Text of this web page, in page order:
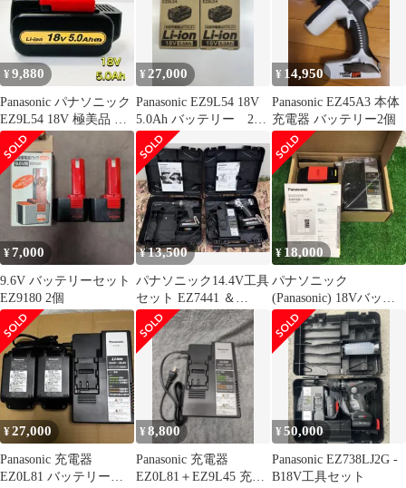
EZ9L4514.4V4.2Ah /充
電器EZ0L81 ※現状
品・14.4V・
4.2Ah（ト-67)
¥9,880
Panasonic パナソニック
EZ9L54 18V 極美品 電
池パック
¥ 27,000
Panasonic EZ9L54 18V
5.0Ah バッテリー 2個
セット
¥ 14,950
Panasonic EZ45A3 本体
充電器 バッテリー2個
¥7,000
9.6V バッテリーセット
EZ9180 2個
¥13,500
パナソニック14.4V工具
セット EZ7441 ＆
EZ7548（純正ケース
付）
¥ 18,000
パナソニック
(Panasonic) 18Vバッテ
リー+充電器セット
EZ9L54ST (EZ9L54 ＋
EZ0L81)【町田店】
¥27,000
Panasonic 充電器
EZ0L81 バッテリー
¥8,800
Panasonic 充電器
EZ0L81＋EZ9L45 充電
¥50,000
Panasonic EZ738LJ2G -
B18V工具セット